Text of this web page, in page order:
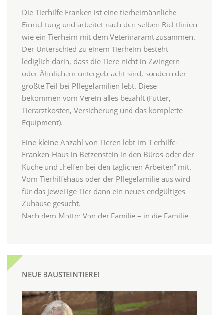
Die Tierhilfe Franken ist eine tierheimähnliche
Einrichtung und arbeitet nach den selben Richtlinien
wie ein Tierheim mit dem Veterinäramt zusammen.
Der Unterschied zu einem Tierheim besteht
lediglich darin, dass die Tiere nicht in Zwingern
oder Ähnlichem untergebracht sind, sondern der
größte Teil bei Pflegefamilien lebt. Diese
bekommen vom Verein alles bezahlt (Futter,
Tierarztkosten, Versicherung und das komplette
Equipment).
Eine kleine Anzahl von Tieren lebt im Tierhilfe-
Franken-Haus in Betzenstein in den Büros oder der
Küche und „helfen bei den täglichen Arbeiten“ mit.
Vom Tierhilfehaus oder der Pflegefamilie aus wird
für das jeweilige Tier dann ein neues endgültiges
Zuhause gesucht.
Nach dem Motto: Von der Familie – in die Familie.
NEUE BAUSTEINTIERE!